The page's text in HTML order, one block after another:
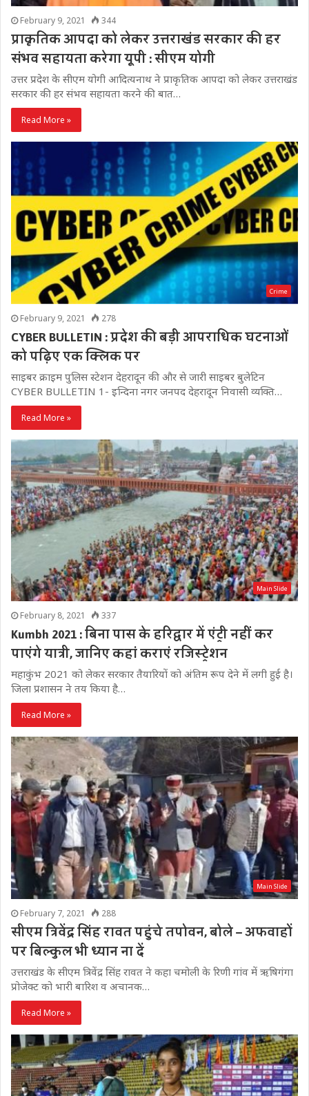
February 9, 2021 344
प्राकृतिक आपदा को लेकर उत्तराखंड सरकार की हर
संभव सहायता करेगा यूपी : सीएम योगी
उत्तर प्रदेश के सीएम योगी आदित्यनाथ ने प्राकृतिक आपदा को लेकर उत्तराखंड
सरकार की हर संभव सहायता करने की बात…
Read More »
Crime
February 9, 2021 278
CYBER BULLETIN : प्रदेश की बड़ी आपराधिक घटनाओं
को पढ़िए एक क्लिक पर
साइबर क्राइम पुलिस स्टेशन देहरादून की और से जारी साइबर बुलेटिन
CYBER BULLETIN 1- इन्दिना नगर जनपद देहरादून निवासी व्यक्ति…
Read More »
Main Slide
February 8, 2021 337
Kumbh 2021 : बिना पास के हरिद्वार में एंट्री नहीं कर
पाएंगे यात्री, जानिए कहां कराएं रजिस्ट्रेशन
महाकुंभ 2021 को लेकर सरकार तैयारियों को अंतिम रूप देने में लगी हुई है।
जिला प्रशासन ने तय किया है…
Read More »
Main Slide
February 7, 2021 288
सीएम त्रिवेंद्र सिंह रावत पहुंचे तपोवन, बोले – अफवाहों
पर बिल्कुल भी ध्यान ना दें
उत्तराखंड के सीएम त्रिवेंद्र सिंह रावत ने कहा चमोली के रिणी गांव में ऋषिगंगा
प्रोजेक्ट को भारी बारिश व अचानक…
Read More »